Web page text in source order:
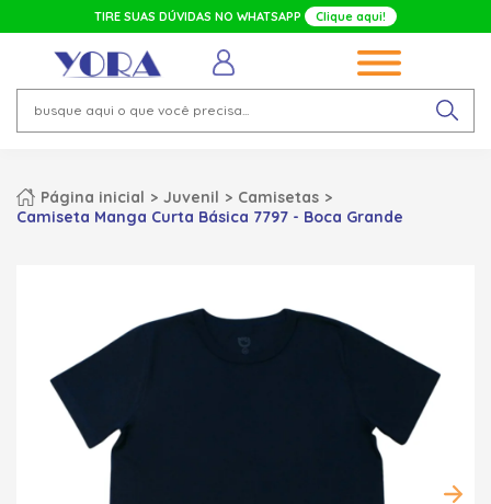
TIRE SUAS DÚVIDAS NO WHATSAPP Clique aqui!
Página inicial Juvenil
Camisetas
Camiseta Manga Curta Básica 7797 - Boca Grande